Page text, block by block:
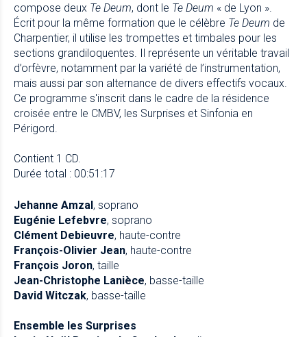
compose deux Te Deum, dont le Te Deum « de Lyon ».
Écrit pour la même formation que le célèbre Te Deum de
Charpentier, il utilise les trompettes et timbales pour les
sections grandiloquentes. Il représente un véritable travail
d’orfèvre, notamment par la variété de l’instrumentation,
mais aussi par son alternance de divers effectifs vocaux.
Ce programme s'inscrit dans le cadre de la résidence
croisée entre le CMBV, les Surprises et Sinfonia en
Périgord.
Contient 1 CD.
Durée total : 00:51:17
Jehanne Amzal, soprano
Eugénie Lefebvre, soprano
Clément Debieuvre, haute-contre
François-Olivier Jean, haute-contre
François Joron, taille
Jean-Christophe Lanièce, basse-taille
David Witczak, basse-taille
Ensemble les Surprises